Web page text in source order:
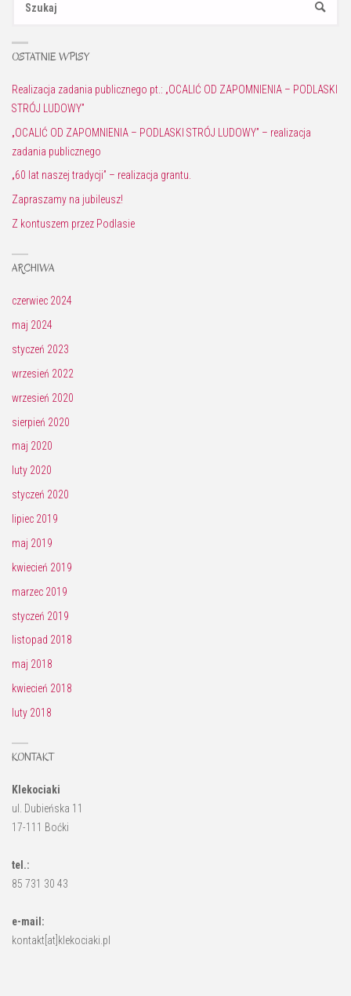
SZUKAJ
OSTATNIE WPISY
Realizacja zadania publicznego pt.: „OCALIĆ OD ZAPOMNIENIA – PODLASKI
STRÓJ LUDOWY”
„OCALIĆ OD ZAPOMNIENIA – PODLASKI STRÓJ LUDOWY” – realizacja
zadania publicznego
„60 lat naszej tradycji” – realizacja grantu.
Zapraszamy na jubileusz!
Z kontuszem przez Podlasie
ARCHIWA
czerwiec 2024
maj 2024
styczeń 2023
wrzesień 2022
wrzesień 2020
sierpień 2020
maj 2020
luty 2020
styczeń 2020
lipiec 2019
maj 2019
kwiecień 2019
marzec 2019
styczeń 2019
listopad 2018
maj 2018
kwiecień 2018
luty 2018
KONTAKT
Klekociaki
ul. Dubieńska 11
17-111 Boćki
tel.:
85 731 30 43
e-mail:
kontakt[at]klekociaki.pl